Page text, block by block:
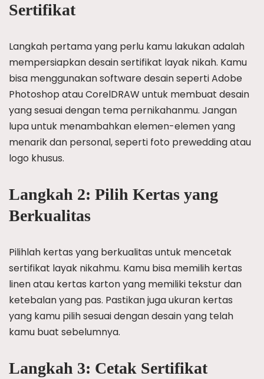
Sertifikat
Langkah pertama yang perlu kamu lakukan adalah
mempersiapkan desain sertifikat layak nikah. Kamu
bisa menggunakan software desain seperti Adobe
Photoshop atau CorelDRAW untuk membuat desain
yang sesuai dengan tema pernikahanmu. Jangan
lupa untuk menambahkan elemen-elemen yang
menarik dan personal, seperti foto prewedding atau
logo khusus.
Langkah 2: Pilih Kertas yang
Berkualitas
Pilihlah kertas yang berkualitas untuk mencetak
sertifikat layak nikahmu. Kamu bisa memilih kertas
linen atau kertas karton yang memiliki tekstur dan
ketebalan yang pas. Pastikan juga ukuran kertas
yang kamu pilih sesuai dengan desain yang telah
kamu buat sebelumnya.
Langkah 3: Cetak Sertifikat